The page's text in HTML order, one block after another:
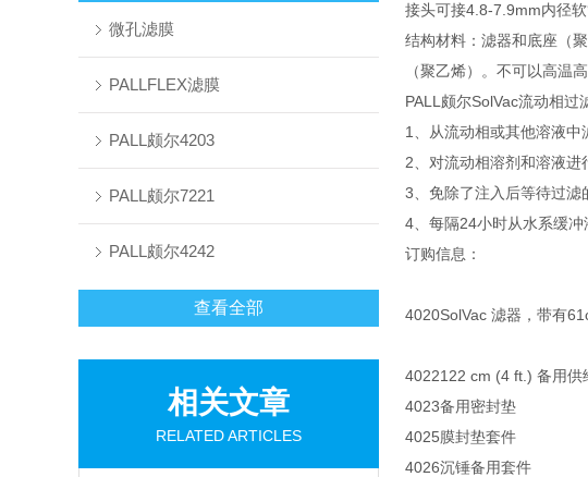
微孔滤膜
PALLFLEX滤膜
PALL颇尔4203
PALL颇尔7221
PALL颇尔4242
查看全部
相关文章
RELATED ARTICLES
接头可接4.8-7.9mm内径软
结构材料：滤器和底座（
（聚乙烯）。不可以高温高
PALL颇尔SolVac流动相过
1、从流动相或其他溶液中
2、对流动相溶剂和溶液进
3、免除了注入后等待过滤
4、每隔24小时从水系缓
订购信息：
4020SolVac 滤器，带有
4022122 cm (4 ft.) 备用供
4023备用密封垫
4025膜封垫套件
4026沉锤备用套件